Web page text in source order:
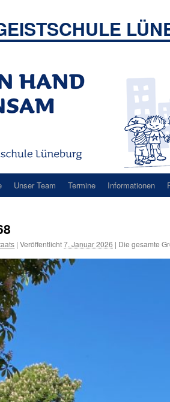
Unser Team Termine Informationen
| Veröffentlicht 7. Januar 2026 | Die gesamte